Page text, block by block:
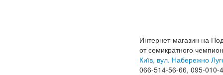
Интернет-магазин на
от семикратного
Київ, вул. Набережно
066-514-56-66, 095-010-